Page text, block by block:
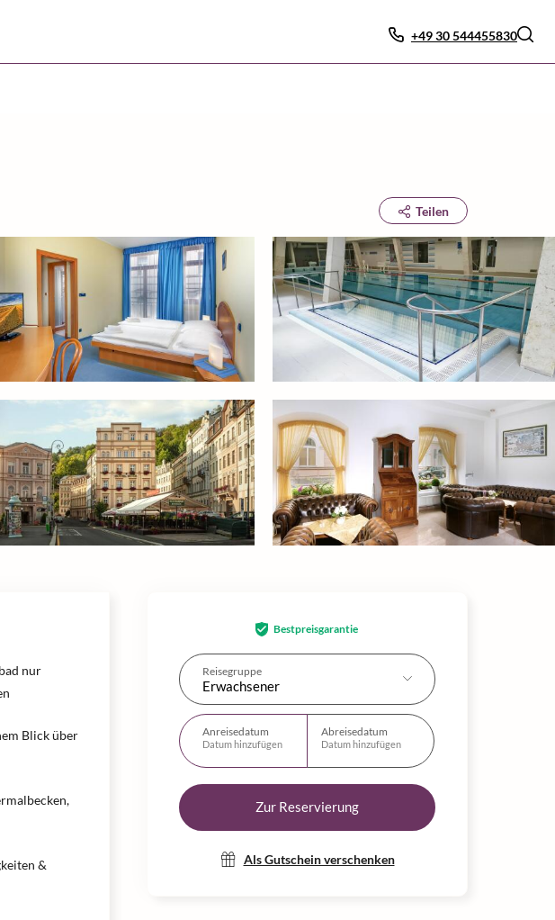
+49 30 544455830
Teilen
Bestpreisgarantie
Reisegruppe
Erwachsener
Anreisedatum
Datum hinzufügen
Abreisedatum
Datum hinzufügen
Zur Reservierung
Als Gutschein verschenken
nur
Blick über
&